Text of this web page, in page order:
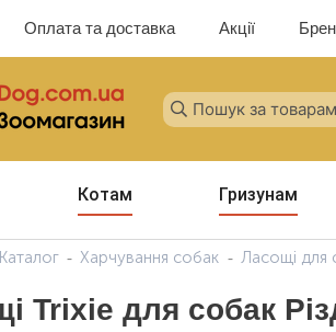
Оплата та доставка Акції
Котам Гризунам
Каталог Харчування собак Ласощі для
Trixie для собак